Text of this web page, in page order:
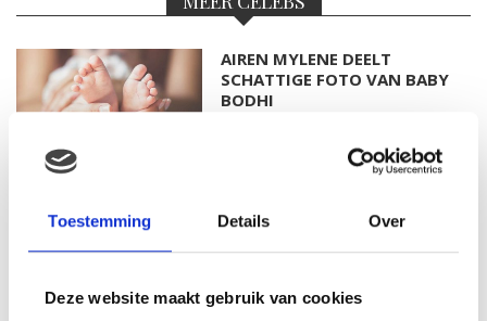
Toestemming Details Over
Deze website maakt gebruik van cookies
AIREN MYLENE DEELT
SCHATTIGE FOTO VAN BABY
BODHI
MET DOCHTERTJE SCOTTIE